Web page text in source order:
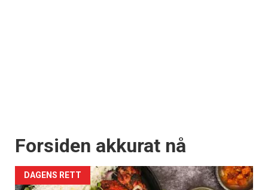
Forsiden akkurat nå
DAGENS RETT